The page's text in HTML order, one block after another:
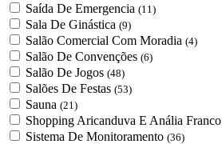
Saída De Emergencia (11)
Sala De Ginástica (9)
Salão Comercial Com Moradia (4)
Salão De Convenções (6)
Salão De Jogos (48)
Salões De Festas (53)
Sauna (21)
Shopping Aricanduva E Anália Franco
Sistema De Monitoramento (36)